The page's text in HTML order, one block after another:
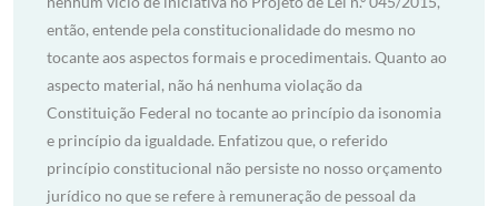
então, entende pela constitucionalidade do mesmo no
tocante aos aspectos formais e procedimentais. Quanto ao
aspecto material, não há nenhuma violação da
Constituição Federal no tocante ao princípio da isonomia
e princípio da igualdade. Enfatizou que, o referido
princípio constitucional não persiste no nosso orçamento
jurídico no que se refere à remuneração de pessoal da